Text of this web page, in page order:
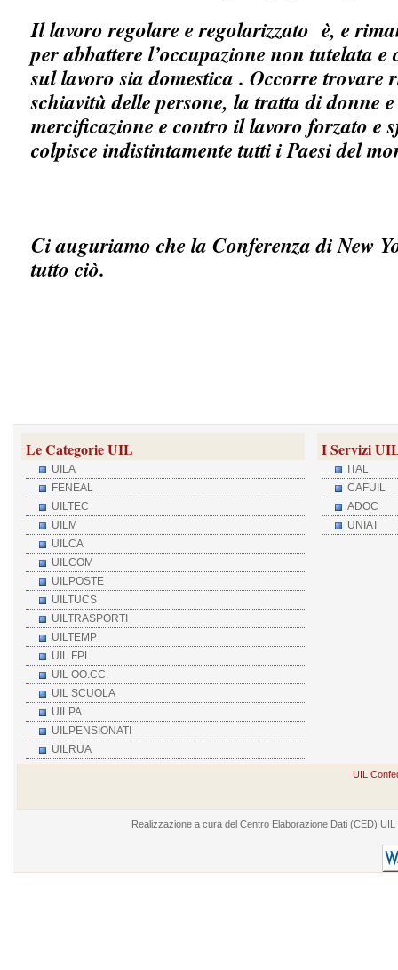
Il lavoro regolare e regolarizzato è, e
per abbattere l’occupazione non tutelata
sul lavoro sia domestica . Occorre trovare
schiavitù delle persone, la tratta di donne
mercificazione e contro il lavoro forzato e
colpisce indistintamente tutti i Paesi del
Ci auguriamo che la Conferenza di New
tutto ciò.
Le Categorie UIL
UILA
FENEAL
UILTEC
UILM
UILCA
UILCOM
UILPOSTE
UILTUCS
UILTRASPORTI
UILTEMP
UIL FPL
UIL OO.CC.
UIL SCUOLA
UILPA
UILPENSIONATI
UILRUA
I Servizi
ITAL
CAFUIL
ADOC
UNIAT
UIL
Realizzazione a cura del Centro Elaborazione Dati (CED)